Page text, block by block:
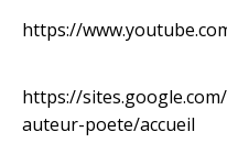
https://
https://
auteur-poete/accueil